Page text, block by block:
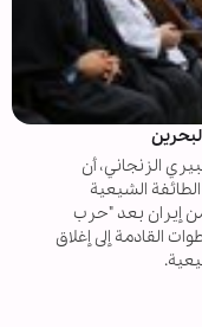
الزنجاني، أن
73 بحرينياً من الطائفة الشيعية
انتقاماً من إيران بعد "حرب
القادمة إلى إغلاق